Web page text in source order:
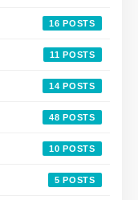
16
11
14
48
10
5